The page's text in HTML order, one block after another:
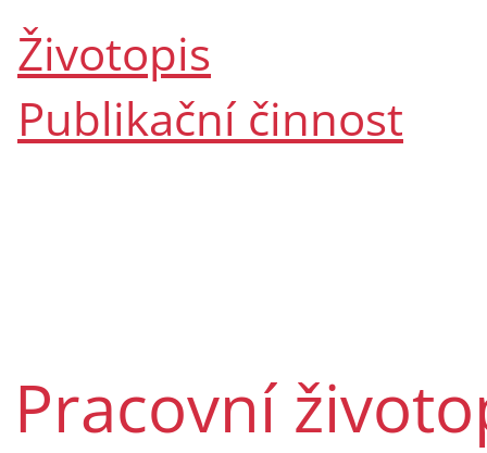
Životopis
Publikační činnost
Pracovní